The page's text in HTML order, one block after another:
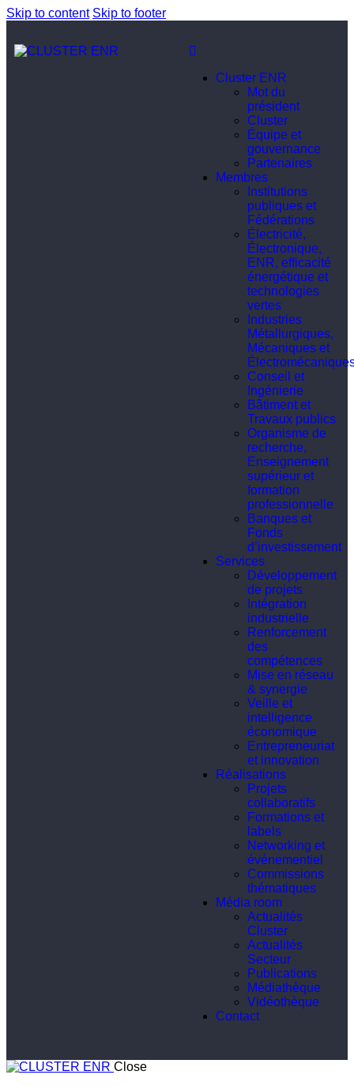
Skip to content Skip to footer
Cluster ENR
Mot du
président
Cluster
Équipe et
gouvernance
Partenaires
Membres
Institutions
publiques et
Fédérations
Électricité,
Électronique,
ENR, efficacité
énergétique et
technologies
vertes
Industries
Métallurgiques,
Mécaniques et
Conseil et
Ingénierie
Bâtiment et
Travaux publics
Organisme de
recherche,
Enseignement
supérieur et
formation
professionnelle
Banques et
Fonds
d’investissement
Services
Développement
de projets
Intégration
industrielle
Renforcement
des
compétences
Mise en réseau
& synergie
Veille et
intelligence
économique
Entrepreneuriat
et innovation
Réalisations
Projets
collaboratifs
Formations et
labels
Networking et
événementiel
Commissions
thématiques
Média room
Actualités
Cluster
Actualités
Secteur
Publications
Médiathèque
Vidéothèque
Contact
Close